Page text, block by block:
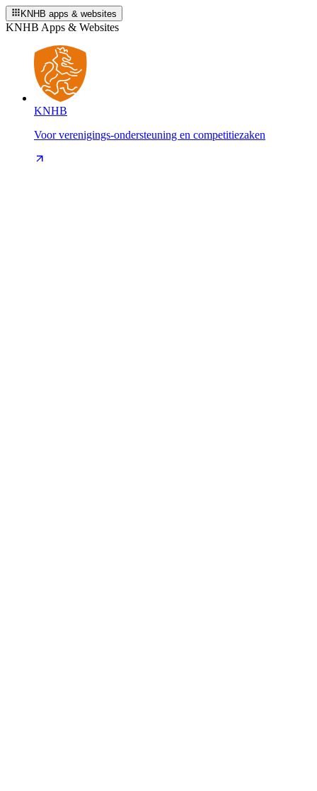
KNHB apps & websites
KNHB Apps & Websites
KNHB
Voor verenigings-ondersteuning en competitiezaken